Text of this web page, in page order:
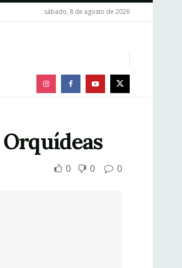
sábado, 8 de agosto de 2026
Orquídeas
0 0 0